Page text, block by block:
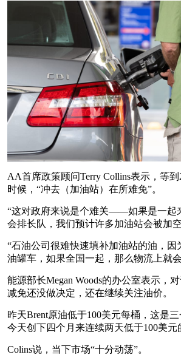
AA首席政策顾问Terry Collins表示，等
时候，“冲去（加油站）在所难免”。
“这对政府来说是个难关——如果是一起
会排长队，我们预计许多加油站会被加
“石油公司很难快速填补加油站的油，因
油罐车，如果全国一起，那么物流上就
能源部长Megan Woods的办公室表示，
减免还没做决定，还在继续关注油价。
昨天Brent原油低于100美元每桶，这是三
今天创下四个月来连续两天低于100美元
Colins说，当下市场“十分动荡”。